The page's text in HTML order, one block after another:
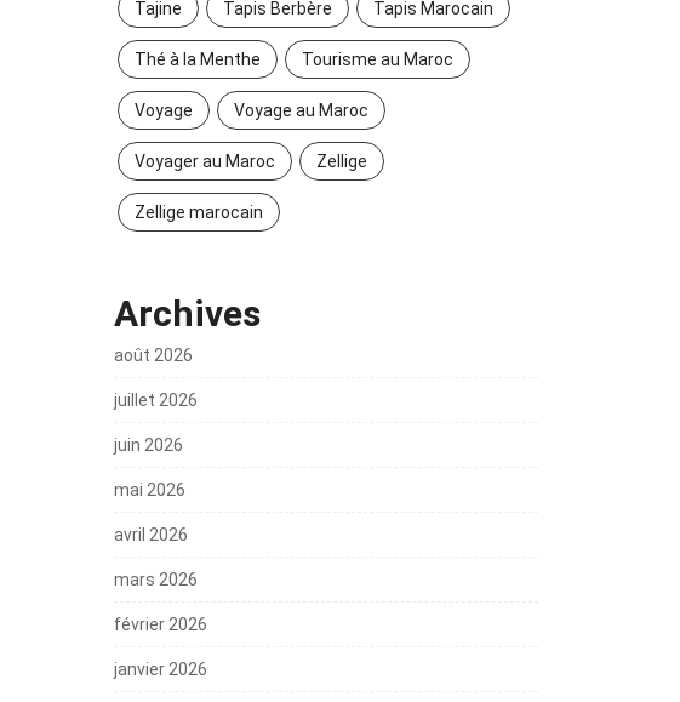
Tajine Tapis Berbère Tapis Marocain
Thé à la Menthe Tourisme au Maroc
Voyage Voyage au Maroc
Voyager au Maroc Zellige
Zellige marocain
Archives
août 2026
juillet 2026
juin 2026
mai 2026
avril 2026
mars 2026
février 2026
janvier 2026